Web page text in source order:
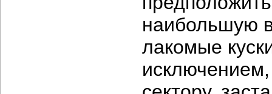
наибольшую
лакомые